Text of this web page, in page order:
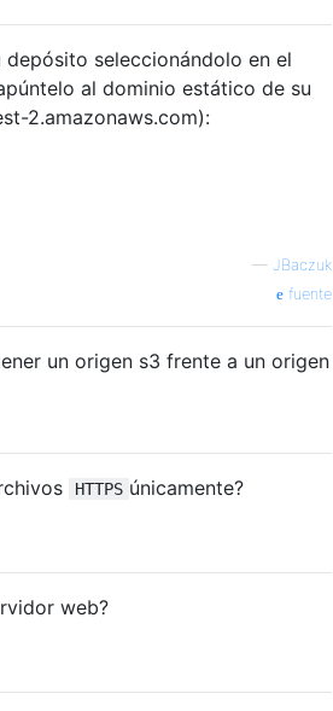
seleccionándolo en el
al dominio estático de su
2.amazonaws.com):
— JBaczuk
fuente
un origen s3 frente a un origen
HTTPS únicamente?
web?